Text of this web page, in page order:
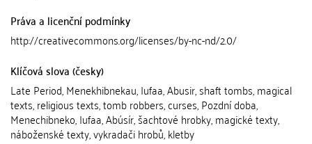
Práva a licenční podmínky
http://creativecommons.org/licenses/by-nc-nd/2.0/
Klíčová slova (česky)
Late Period, Menekhibnekau, Iufaa, Abusir, shaft tombs, magical
texts, religious texts, tomb robbers, curses, Pozdní doba,
Menechibneko, Iufaa, Abúsír, šachtové hrobky, magické texty,
náboženské texty, vykradači hrobů, kletby